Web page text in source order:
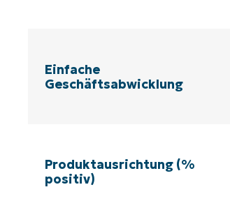
Einfache
Geschäftsabwicklung
Produktausrichtung (%
positiv)